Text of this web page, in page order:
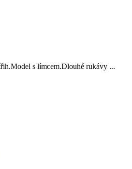
s límcem.Dlouhé rukávy ...